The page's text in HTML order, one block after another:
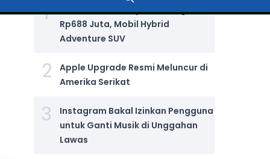
1
Jetour T2 i-DM Dijual Seharga
Rp688 Juta, Mobil Hybrid
Adventure SUV
2
Apple Upgrade Resmi Meluncur di
Amerika Serikat
3
Instagram Bakal Izinkan Pengguna
untuk Ganti Musik di Unggahan
Lawas